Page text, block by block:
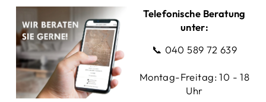
Telefonische Beratung
unter:
📞 040 589 72 639
Montag-Freitag: 10 - 18
Uhr